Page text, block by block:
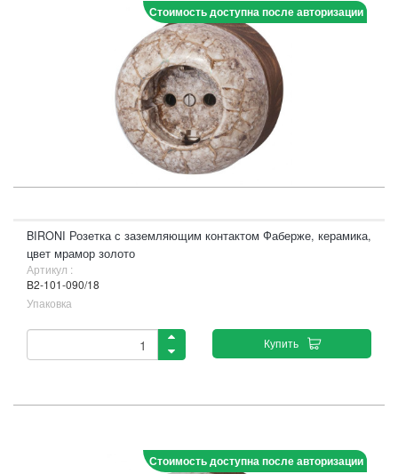
Стоимость доступна после авторизации
BIRONI Розетка с заземляющим контактом Фаберже, керамика,
цвет мрамор золото
Артикул :
B2-101-090/18
Упаковка
Купить
Стоимость доступна после авторизации